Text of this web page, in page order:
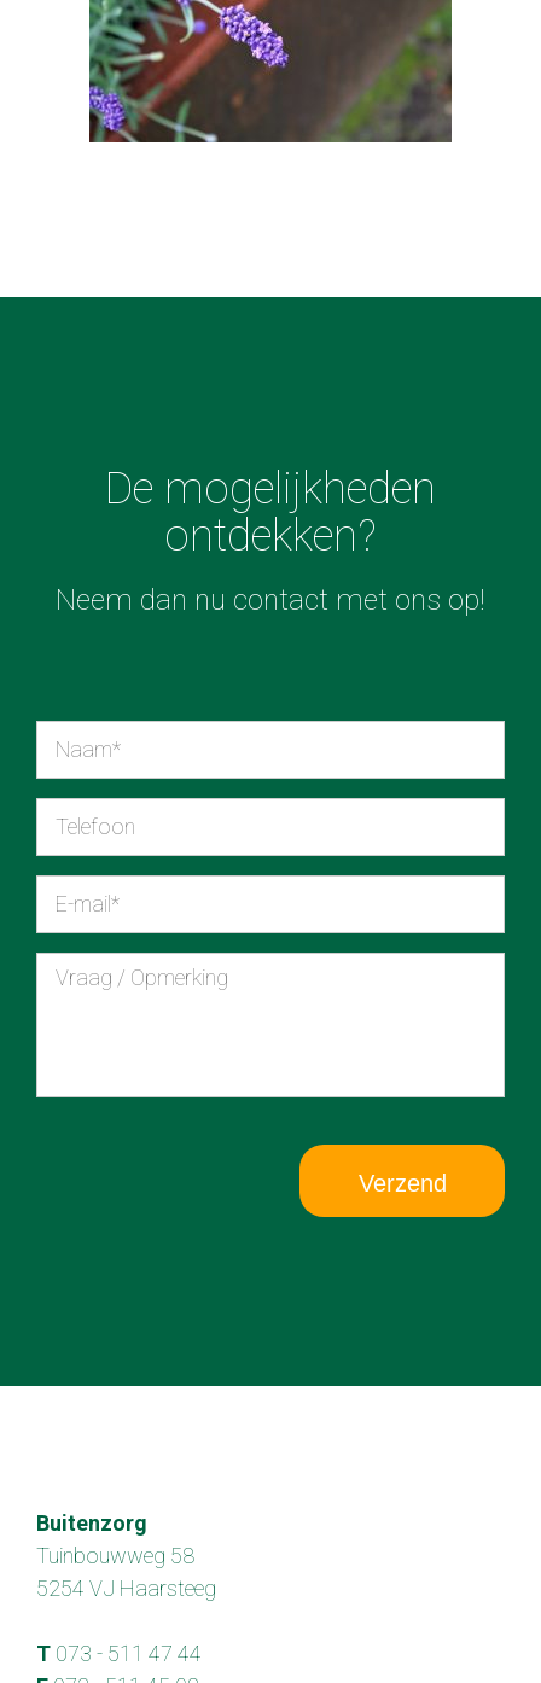
De mogelijkheden
ontdekken?
Neem dan nu contact met ons op!
Verzend
Buitenzorg
Tuinbouwweg 58
5254 VJ Haarsteeg
T 073 - 511 47 44